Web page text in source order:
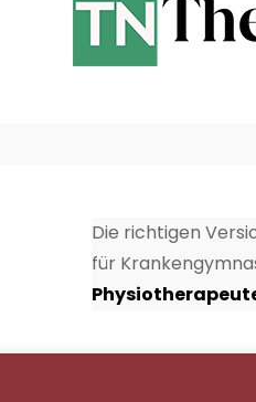
Die richtigen
für